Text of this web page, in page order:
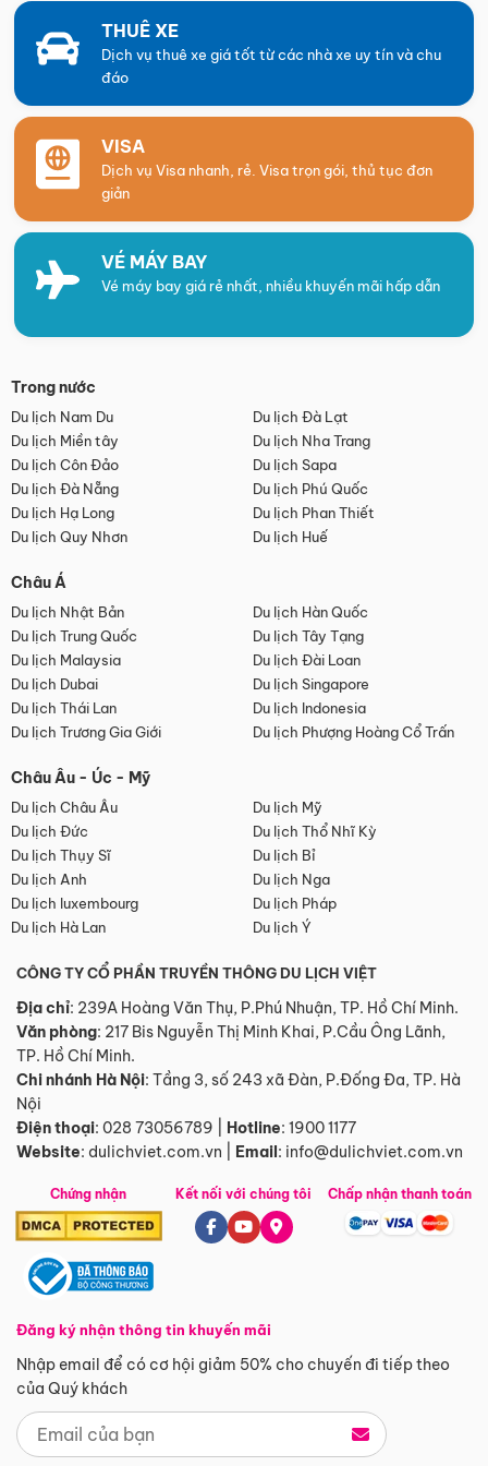
THUÊ XE
Dịch vụ thuê xe giá tốt từ các nhà xe uy tín và chu
đáo
VISA
Dịch vụ Visa nhanh, rẻ. Visa trọn gói, thủ tục đơn
giản
VÉ MÁY BAY
Vé máy bay giá rẻ nhất, nhiều khuyến mãi hấp dẫn
Trong nước
Du lịch Nam Du
Du lịch Đà Lạt
Du lịch Miền tây
Du lịch Nha Trang
Du lịch Côn Đảo
Du lịch Sapa
Du lịch Đà Nẵng
Du lịch Phú Quốc
Du lịch Hạ Long
Du lịch Phan Thiết
Du lịch Quy Nhơn
Du lịch Huế
Châu Á
Du lịch Nhật Bản
Du lịch Hàn Quốc
Du lịch Trung Quốc
Du lịch Tây Tạng
Du lịch Malaysia
Du lịch Đài Loan
Du lịch Dubai
Du lịch Singapore
Du lịch Thái Lan
Du lịch Indonesia
Du lịch Trương Gia Giới
Du lịch Phượng Hoàng Cổ Trấn
Châu Âu - Úc - Mỹ
Du lịch Châu Âu
Du lịch Mỹ
Du lịch Đức
Du lịch Thổ Nhĩ Kỳ
Du lịch Thụy Sĩ
Du lịch Bỉ
Du lịch Anh
Du lịch Nga
Du lịch luxembourg
Du lịch Pháp
Du lịch Hà Lan
Du lịch Ý
CÔNG TY CỔ PHẦN TRUYỀN THÔNG DU LỊCH VIỆT
Địa chỉ: 239A Hoàng Văn Thụ, P.Phú Nhuận, TP. Hồ Chí Minh.
Văn phòng: 217 Bis Nguyễn Thị Minh Khai, P.Cầu Ông Lãnh,
TP. Hồ Chí Minh.
Chi nhánh Hà Nội: Tầng 3, số 243 xã Đàn, P.Đống Đa, TP. Hà
Nội
Điện thoại: 028 73056789 Hotline: 1900 1177
Website: dulichviet.com.vn Email: info@dulichviet.com.vn
Chứng nhận
Đăng ký nhận thông tin khuyến mãi
Nhập email để có cơ hội giảm 50% cho chuyến đi tiếp theo
của Quý khách
Kết nối với chúng tôi Chấp nhận thanh toán